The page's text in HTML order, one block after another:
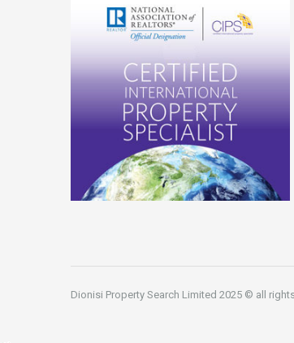
Dionisi Property Search Limited 2025 © all